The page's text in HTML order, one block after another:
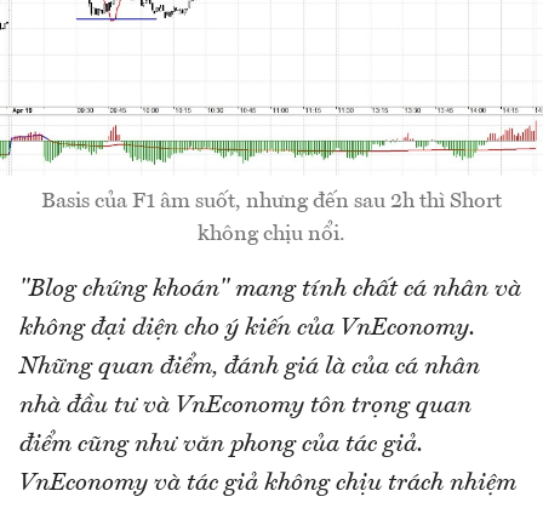
Basis của F1 âm suốt, nhưng đến sau 2h thì Short
không chịu nổi.
"Blog chứng khoán" mang tính chất cá nhân và
không đại diện cho ý kiến của VnEconomy.
Những quan điểm, đánh giá là của cá nhân
nhà đầu tư và VnEconomy tôn trọng quan
điểm cũng như văn phong của tác giả.
VnEconomy và tác giả không chịu trách nhiệm